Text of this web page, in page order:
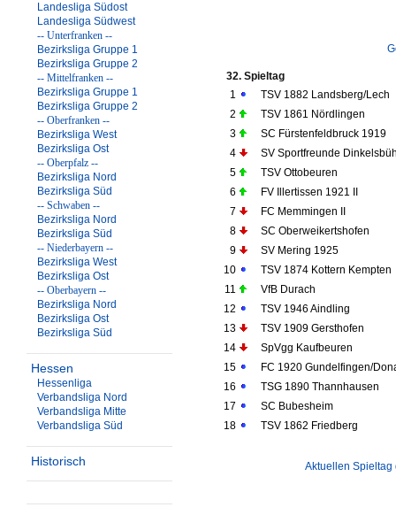
Landesliga Südost
Landesliga Südwest
-- Unterfranken --
Bezirksliga Gruppe 1
Bezirksliga Gruppe 2
-- Mittelfranken --
Bezirksliga Gruppe 1
Bezirksliga Gruppe 2
-- Oberfranken --
Bezirksliga West
Bezirksliga Ost
-- Oberpfalz --
Bezirksliga Nord
Bezirksliga Süd
-- Schwaben --
Bezirksliga Nord
Bezirksliga Süd
-- Niederbayern --
Bezirksliga West
Bezirksliga Ost
-- Oberbayern --
Bezirksliga Nord
Bezirksliga Ost
Bezirksliga Süd
Hessen
Hessenliga
Verbandsliga Nord
Verbandsliga Mitte
Verbandsliga Süd
Historisch
32. Spieltag
1
TSV 1882 Landsberg/Lech
2
TSV 1861 Nördlingen
3
SC Fürstenfeldbruck 1919
4
SV Sportfreunde
5
TSV Ottobeuren
6
FV Illertissen 1921 II
7
FC Memmingen II
8
SC Oberweikertshofen
9
SV Mering 1925
10
TSV 1874 Kottern Kempten
11
VfB Durach
12
TSV 1946 Aindling
13
TSV 1909 Gersthofen
14
SpVgg Kaufbeuren
15
FC 1920 Gundelfingen/
16
TSG 1890 Thannhausen
17
SC Bubesheim
18
TSV 1862 Friedberg
Aktuellen Spieltag